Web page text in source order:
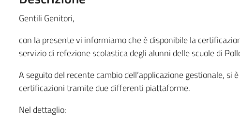
Gentili Genitori,
con la presente vi informiamo che è disponibile la
servizio di refezione scolastica degli alunni delle scuole di
A seguito del recente cambio dell’applicazione gestionale, si
certificazioni tramite due differenti piattaforme.
Nel dettaglio: